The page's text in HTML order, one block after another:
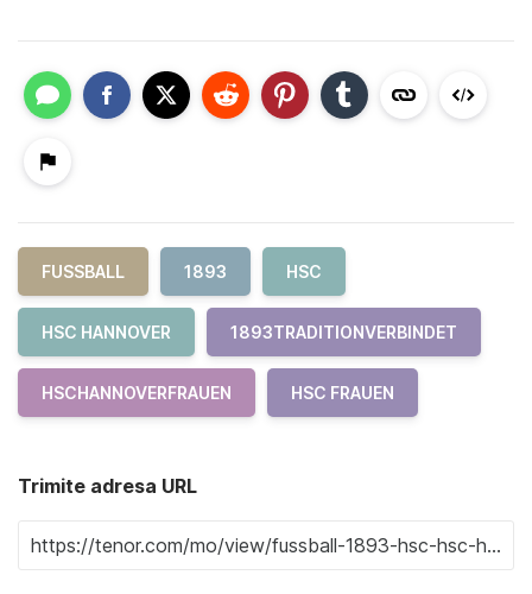
FUSSBALL 1893 HSC
HSC HANNOVER 1893TRADITIONVERBINDET
HSCHANNOVERFRAUEN HSC FRAUEN
Trimite adresa URL